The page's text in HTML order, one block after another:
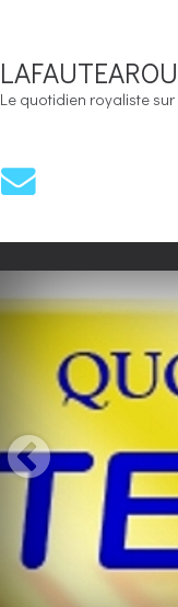
Le quotidien royaliste sur